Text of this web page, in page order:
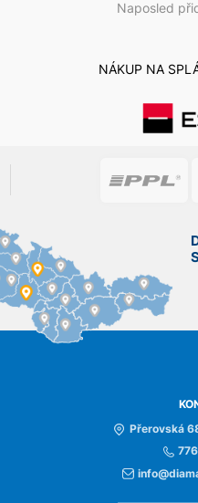
Naposled
NÁKUP NA
Přerovská